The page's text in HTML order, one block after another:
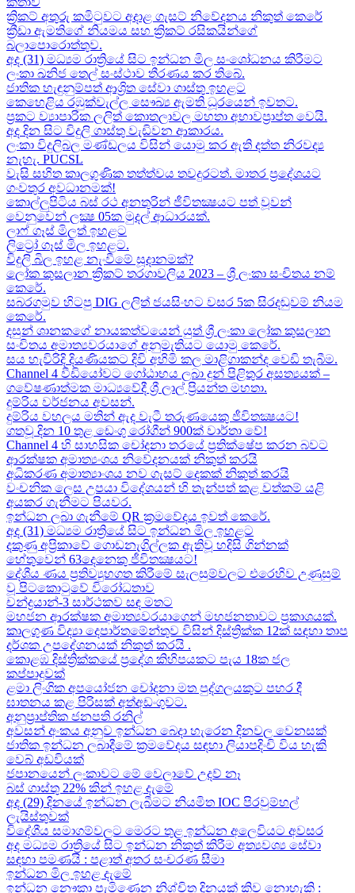
ක්‍රිකට් අතුරු කමිටුවට අදාළ ගැසට් නිවේදනය නිකුත් කෙරේ
ක්‍රීඩා ඇමතිගේ නියමය​ සහ ක්‍රිකට් රසිකයින්ගේ
බලාපොරොත්තුව.
අද (31) මධ්‍යම රාත්‍රියේ සිට ඉන්ධන මිල සංශෝධනය කිරීමට
ලංකා ඛනිජ තෙල් සංස්ථාව තීරණය කර තිබේ.
ජාතික හැඳුනුම්පත් ආශ්‍රිත සේවා ගාස්තු ඉහළට
කෙහෙළිය රඹුක්වැල්ල සෞඛ්‍ය ඇමති ධූරයෙන් ඉවතට​.
ප්‍රකට ව්‍යාපාරික ලලිත් කොතලාවල මහතා අභාවප්‍රාප්ත වෙයි.
අද දින​ සිට විදුලි ගාස්තු වැඩිවන ආකාරය​.
ලංකා විදුලිබල මණ්ඩලය විසින් යොමු කර ඇති දත්ත නිරවද්‍ය
නැහැ. PUCSL
වැසි සහිත කාලගුණික තත්ත්වය තවදුරටත්. මාතර ප්‍රදේශයට
ගංවතුර අවධානමක්!
කොල්ලුපිටිය බස් රථ අනතුරින් ජීවිතක්‍ෂයට පත් වූවන්
වෙනුවෙන් ලක්‍ෂ 05ක​ මුදල් ආධාරයක්​.
ලාෆ් ගෑස් මිලත් ඉහළට​
ලිට්‍රෝ ගෑස් මිල​ ඉහළට​.
විදුලි බිල ඉහළ නැංවීමේ සූදානමක්?
ලෝක කුසලාන ක්‍රිකට් තරගාවලිය 2023 – ශ්‍රී ලංකා සංචිතය නම්
කෙරේ​.
සබරගමුව හිටපු DIG ලලිත් ජයසිංහට වසර 5ක සිරදඬුවම් නියම
කෙරේ.
දසුන් ශානකගේ නායකත්වයෙන් යුත් ශ්‍රී ලංකා ලෝක කුසලාන
සංචිතය අමාත්‍යවරයාගේ අනුමැතියට​ යොමු කෙරේ.
සය හැවිරිදි දියණියකට දිවි අහිමි කල මාළිගාකන්ද වෙඩි තැබීම​.
Channel 4 වීඩියෝවට ගෝඨාභය ලබා දුන් පිළිතුර අසත්‍යයක් –
ගවේෂණාත්මක මාධ්‍යවේදී ශ්‍රී ලාල් ප්‍රියන්ත මහතා.
දුම්රිය වර්ජනය අවසන්.
දුම්රිය වහලය මතින් ඇද​ වැටී තරුණයෙකු ජීවිතක්‍ෂයට​!
ගතවූ දින 10 තුළ ඩෙංගු රෝගීන් 900ක් වාර්තා වේ!
Channel 4 හි සාහසික චෝදනා තරයේ ප්‍රතික්ෂේප කරන බවට
ආරක්ෂක අමාත්‍යංශය නිවේදනයක් නිකුත් කරයි
අධිකරණ අමාත්‍යාංශය නව ගැසට් දෙකක් නිකුත් කරයි
වංචනික ලෙස උපයා විදේශයන් හි තැන්පත් කළ​ වත්කම් යළි
අයකර ගැනීමට පියවර​.
ඉන්ධන ලබා ගැනීමේ QR ක්‍රමවේදය ඉවත් කෙරේ.
අද (31) මධ්‍යම රාත්‍රියේ සිට ඉන්ධන මිල ඉහළට
දකුණු අප්‍රිකාවේ ගොඩනැගිල්ලක ඇතිවූ හදිසි ගින්නක්
හේතුවෙන් 63දෙනෙකු ජීවිතක්‍ෂයට​!
දේශීය​ ණය ප්‍රතිව්‍යුහගත කිරීමේ සැලසුම්වලට එරෙහිව උණුසුම්
වූ පිටකොටුවේ විරෝධතාව
චන්ද්‍රයාන්-3 සාර්ථකව සඳ මතට​
මහජන ආරක්ෂක අමාත්‍යවරයාගෙන් මහජනතාවට ප්‍රකාශයක්.
කාලගුණ විද්‍යා දෙපාර්තමේන්තුව විසින් දිස්ත්‍රික්ක 12ක් සඳහා තාප
දර්ශක උපදේශනයක් නිකුත් කරයි .
කොළඹ දිස්ත්‍රික්කයේ ප්‍රදේශ කිහිපයකට පැය 18ක ජල
කප්පාදුවක්
ළමා ලිංගික අපයෝජන චෝදනා මත පුද්ගලයකුට පහර දී
ඝාතනය කළ පිරිසක් අත්අඩංගුවට.
අනුප්‍රාප්තික ජනපති රනිල්
අවසන් අංකය අනුව ඉන්ධන බෙදා හැරෙන දිනවල වෙනසක්
ජාතික ඉන්ධන ලබාදීමේ ක්‍රමවේදය සඳහා ලියාපදිංචි විය හැකි
වෙබ් අඩවියක්
ජපානයෙන් ලංකාවට මේ වෙලාවේ උදව් නෑ
බස් ගාස්තු 22% කින් ඉහළ දැමේ
අද (29) දිනයේ ඉන්ධන ලැබීමට නියමිත IOC පිරවුම්හල්
ලැයිස්තුවක්
විදේශීය සමාගම්වලට මෙරට තුළ ඉන්ධන අලෙවියට අවසර
අද මධ්‍යම රාත්‍රියේ සිට ඉන්ධන නිකුත් කිරීම අත්‍යවශ්‍ය සේවා
සඳහා පමණයි : පළාත් අතර සංචරණ සීමා
ඉන්ධන මිල ඉහළ දැමේ
ඉන්ධන නෞකා පැමිණෙන නිශ්චිත දිනයක් කිව නොහැකි :